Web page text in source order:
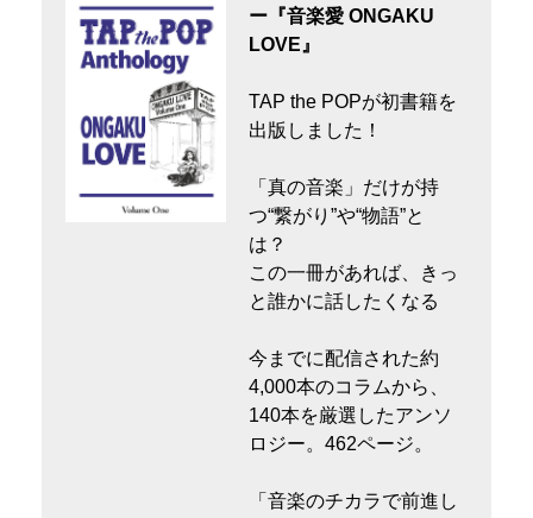
ー『音楽愛 ONGAKU
LOVE』
TAP the POPが初書籍を
出版しました！
「真の音楽」だけが持
つ“繋がり”や“物語”と
は？
この一冊があれば、きっ
と誰かに話したくなる
今までに配信された約
4,000本のコラムから、
140本を厳選したアンソ
ロジー。462ページ。
「音楽のチカラで前進し